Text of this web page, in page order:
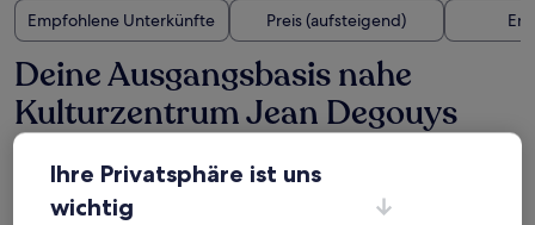
Empfohlene Unterkünfte
Preis (aufsteigend)
Deine Ausgangsbasis nahe
Kulturzentrum Jean Degouys
Secret d'une nuit
Ihre Privatsphäre ist uns
wichtig